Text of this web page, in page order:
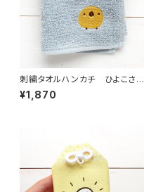
刺繍タオルハンカチ ひよこさん
（2026年版）
¥1,870